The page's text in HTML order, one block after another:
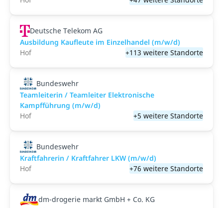
Deutsche Telekom AG
Ausbildung Kaufleute im Einzelhandel (m/w/d)
Hof
+113 weitere Standorte
Bundeswehr
Teamleiterin / Teamleiter Elektronische
Kampfführung (m/w/d)
Hof
+5 weitere Standorte
Bundeswehr
Kraftfahrerin / Kraftfahrer LKW (m/w/d)
Hof
+76 weitere Standorte
dm-drogerie markt GmbH + Co. KG